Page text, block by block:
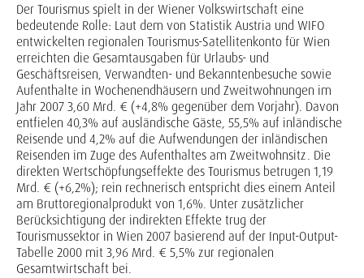
Der Tourismus spielt in der Wiener Volkswirtschaft eine
bedeutende Rolle: Laut dem von Statistik Austria und WIFO
entwickelten regionalen Tourismus-Satellitenkonto für Wien
erreichten die Gesamtausgaben für Urlaubs- und
Geschäftsreisen, Verwandten- und Bekanntenbesuche sowie
Aufenthalte in Wochenendhäusern und Zweitwohnungen im
Jahr 2007 3,60 Mrd. € (+4,8% gegenüber dem Vorjahr). Davon
entfielen 40,3% auf ausländische Gäste, 55,5% auf inländische
Reisende und 4,2% auf die Aufwendungen der inländischen
Reisenden im Zuge des Aufenthaltes am Zweitwohnsitz. Die
direkten Wertschöpfungseffekte des Tourismus betrugen 1,19
Mrd. € (+6,2%); rein rechnerisch entspricht dies einem Anteil
am Bruttoregionalprodukt von 1,6%. Unter zusätzlicher
Berücksichtigung der indirekten Effekte trug der
Tourismussektor in Wien 2007 basierend auf der Input-Output-
Tabelle 2000 mit 3,96 Mrd. € 5,5% zur regionalen
Gesamtwirtschaft bei.